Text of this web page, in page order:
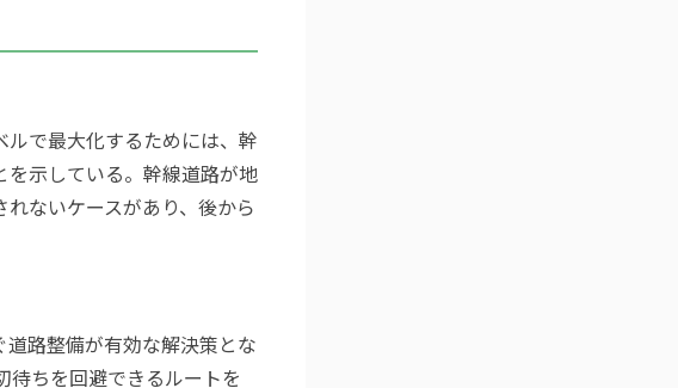
で最大化するためには、幹
示している。幹線道路が地
ないケースがあり、後から
路整備が有効な解決策とな
待ちを回避できるルートを